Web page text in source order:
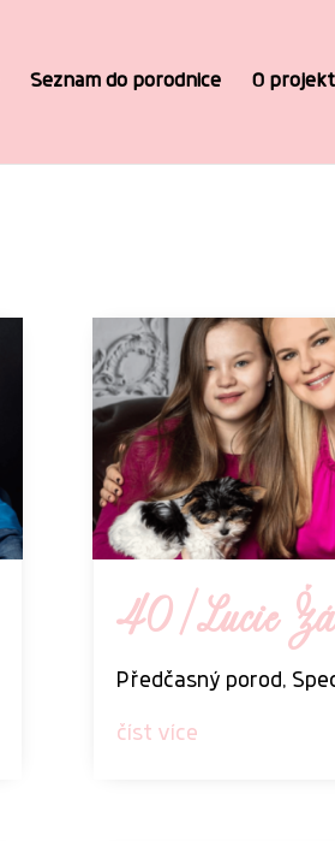
Seznam do porodnice O
40 | Lucie
Předčasný porod,
číst více